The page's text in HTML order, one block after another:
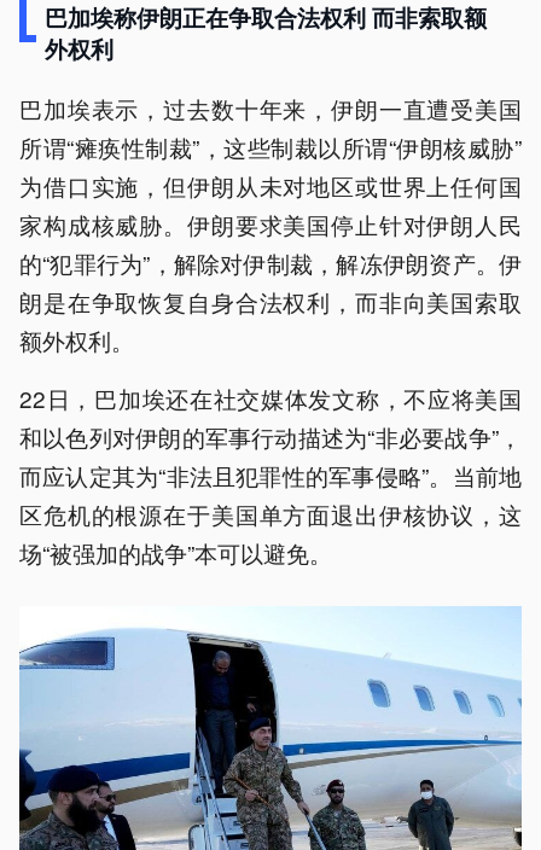
巴加埃称伊朗正在争取合法权利 而非索取额
外权利
巴加埃表示，过去数十年来，伊朗一直遭受美国
所谓“瘫痪性制裁”，这些制裁以所谓“伊朗核威胁”
为借口实施，但伊朗从未对地区或世界上任何国
家构成核威胁。伊朗要求美国停止针对伊朗人民
的“犯罪行为”，解除对伊制裁，解冻伊朗资产。伊
朗是在争取恢复自身合法权利，而非向美国索取
额外权利。
22日，巴加埃还在社交媒体发文称，不应将美国
和以色列对伊朗的军事行动描述为“非必要战争”，
而应认定其为“非法且犯罪性的军事侵略”。当前地
区危机的根源在于美国单方面退出伊核协议，这
场“被强加的战争”本可以避免。